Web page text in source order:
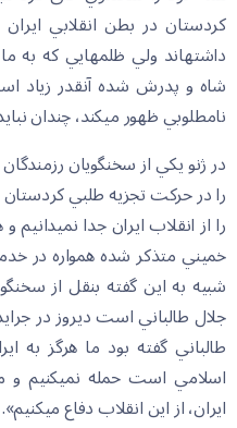
كردستان در بطن انقلابي
داشته‏اند ولي ظلمهايي كه
شاه و پدرش شده آنقدر زياد
نامطلوبي ظهور مي‏كند، چندان
در ژنو يكي از سخنگويان
را در حركت تجزيه طلبي
را از انقلاب ايران جدا نمي‏دانيم
خميني متذكر شده همواره در
شبيه به اين گفته بنقل از
جلال طالباني است ديروز در
طالباني گفته بود ما هرگز به
اسلامي است حمله نمي‏كنيم و
ايران، از اين انقلاب دفاع مي‏كنيم».